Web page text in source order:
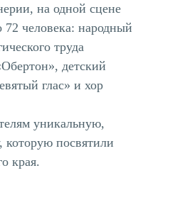
на одной сцене
72 человека: народный
труда
детский
глас» и хор
уникальную,
которую посвятили
края.